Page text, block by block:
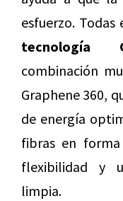
esfuerzo. Todas
tecnología
combinación
Graphene 360,
de energía
fibras en
flexibilidad y
limpia.